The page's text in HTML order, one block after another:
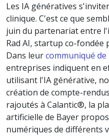
Les IA génératives
clinique. C'est ce que
juin du partenariat entre
Rad AI, startup co-fondée
Dans leurcommuniqué
entreprises indiquent en
utilisant l'IA générative,
création de compte-
rajoutés à Calantic®, la
artificielle de Bayer
numériques de différents